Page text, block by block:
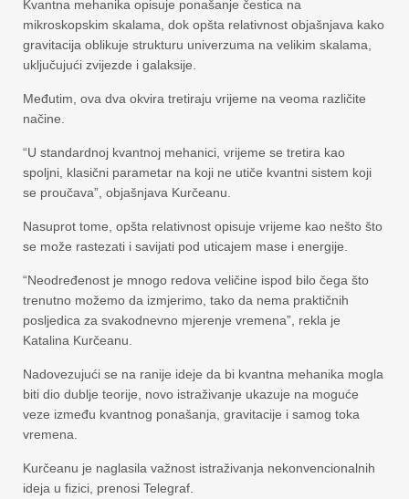
Kvantna mehanika opisuje ponašanje čestica na
mikroskopskim skalama, dok opšta relativnost objašnjava kako
gravitacija oblikuje strukturu univerzuma na velikim skalama,
uključujući zvijezde i galaksije.
Međutim, ova dva okvira tretiraju vrijeme na veoma različite
načine.
“U standardnoj kvantnoj mehanici, vrijeme se tretira kao
spoljni, klasični parametar na koji ne utiče kvantni sistem koji
se proučava”, objašnjava Kurčeanu.
Nasuprot tome, opšta relativnost opisuje vrijeme kao nešto što
se može rastezati i savijati pod uticajem mase i energije.
“Neodređenost je mnogo redova veličine ispod bilo čega što
trenutno možemo da izmjerimo, tako da nema praktičnih
posljedica za svakodnevno mjerenje vremena”, rekla je
Katalina Kurčeanu.
Nadovezujući se na ranije ideje da bi kvantna mehanika mogla
biti dio dublje teorije, novo istraživanje ukazuje na moguće
veze između kvantnog ponašanja, gravitacije i samog toka
vremena.
Kurčeanu je naglasila važnost istraživanja nekonvencionalnih
ideja u fizici, prenosi Telegraf.